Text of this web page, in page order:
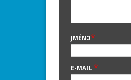
JMÉNO*
E-MAIL *